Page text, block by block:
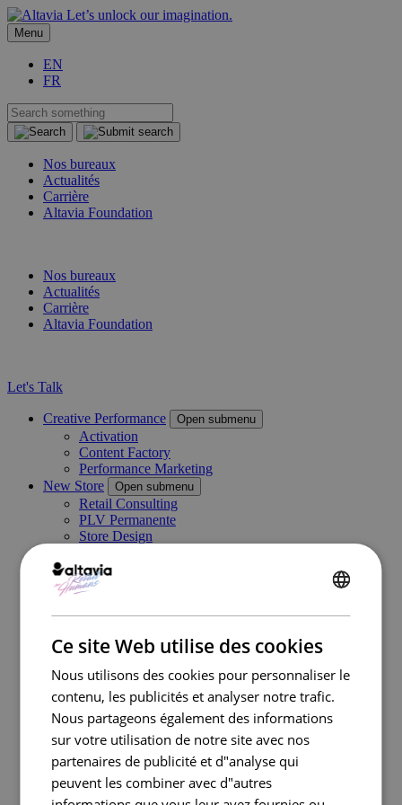
Let’s unlock our imagination.
Menu
EN
FR
Nos bureaux
Actualités
Carrière
Altavia Foundation
Nos bureaux
Actualités
Carrière
Altavia Foundation
Let's Talk
Creative Performance Open submenu
Activation
Content Factory
Performance Marketing
New Store
Open submenu
Retail Consulting
PLV Permanente
Store Design
Category Management
Digital In Store
Marketing Execution Services
Consulting
Kazaar Automation Platform
Complex Project
Cas clients
Industries
Retail
Travel Retail
Banque
Énergie
Automobile
Santé
Ce site Web utilise des cookies
Nous utilisons des cookies pour personnaliser le
contenu, les publicités et analyser notre trafic.
Nous partageons également des informations
sur votre utilisation de notre site avec nos
partenaires de publicité et d"analyse qui
peuvent les combiner avec d"autres